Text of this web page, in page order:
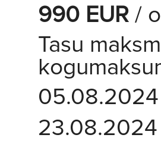
990 EUR /
Tasu
23.08.2024